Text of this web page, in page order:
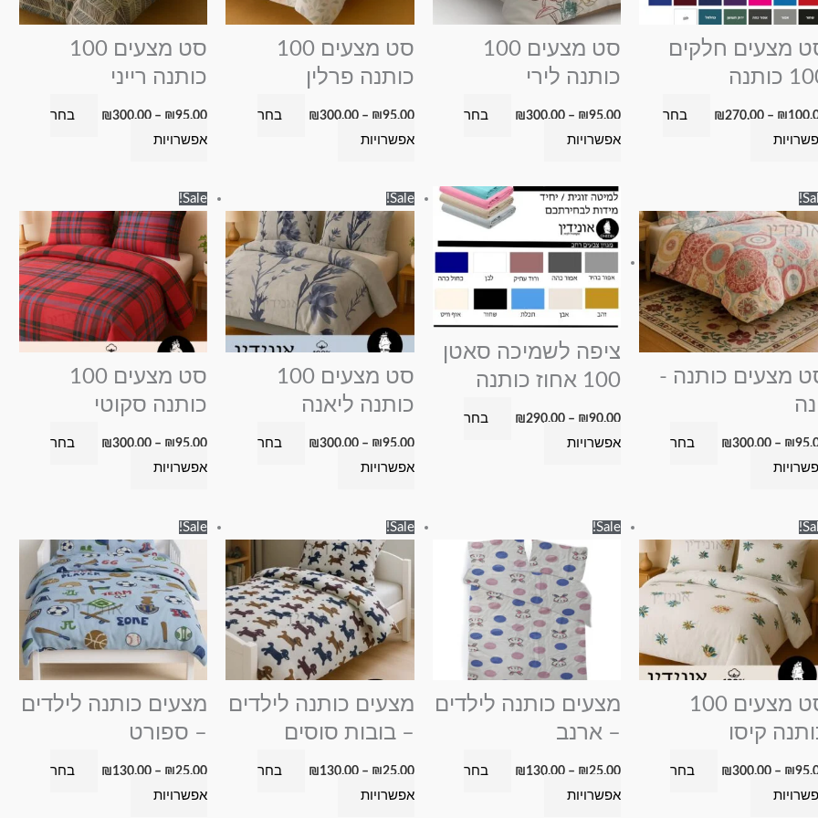
מצעים חלקים
כותנה
₪
–
₪270.00
בחר
לבחור
את
המוצר
סט מצעים 100
כותנה לירי
₪95.00
–
₪300.00
בחר
אפשרויות
לבחור
את
המוצר
סט מצעים 100
כותנה פרלין
₪95.00
–
₪300.00
בחר
אפשרויות
לבחור
את
האפשרויות
בעמוד
המוצר
סט מצעים 100
כותנה רייני
₪95.00
–
₪300.00
בחר
אפשרויות
לבחור
את
המוצר
מצעים כותנה -
₪
–
₪300.00
מחירים:
⁦₪95.00⁩
עד
בחר
זה
יש
מספר
סוגים.
ניתן
לבחור
את
המוצר
ציפה לשמיכה סאטן
100 אחוז כותנה
₪90.00
–
₪290.00
טווח
מחירים:
⁦₪90.00⁩
עד
⁦₪290.00⁩
בחר
אפשרויות
למוצר
יש
מספר
ניתן
לבחור
בעמוד
Sale!
סט מצעים 100
כותנה ליאנה
₪95.00
–
₪300.00
מחירים:
עד
⁦₪300.00⁩
בחר
אפשרויות
זה
יש
מספר
סוגים.
ניתן
לבחור
את
המוצר
Sale!
סט מצעים 100
כותנה סקוטי
₪95.00
–
₪300.00
מחירים:
⁦₪95.00⁩
עד
⁦₪300.00⁩
בחר
אפשרויות
זה
יש
מספר
סוגים.
ניתן
לבחור
את
בעמוד
המוצר
סט מצעים 100
קיסו
₪
–
₪300.00
עד
בחר
זה
יש
מספר
ניתן
לבחור
את
המוצר
Sale!
מצעים כותנה לילדים
– ארנב
₪25.00
–
₪ 130.00
⁦₪25.00⁩
עד
⁦₪130.00⁩
בחר
אפשרויות
זה
יש
מספר
סוגים.
ניתן
לבחור
את
המוצר
Sale!
מצעים כותנה לילדים
– בובות סוסים
₪25.00
–
₪ 130.00
עד
⁦₪130.00⁩
בחר
אפשרויות
זה
יש
מספר
סוגים.
ניתן
לבחור
את
המוצר
Sale!
מצעים כותנה לילדים
– ספורט
₪25.00
–
₪ 130.00
⁦₪25.00⁩
עד
⁦₪130.00⁩
בחר
אפשרויות
זה
יש
מספר
סוגים.
ניתן
לבחור
את
המוצר